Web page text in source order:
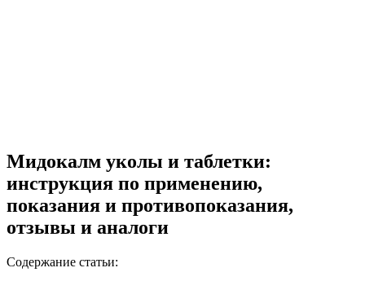
Мидокалм уколы и таблетки:
инструкция по применению,
показания и противопоказания,
отзывы и аналоги
Содержание статьи: